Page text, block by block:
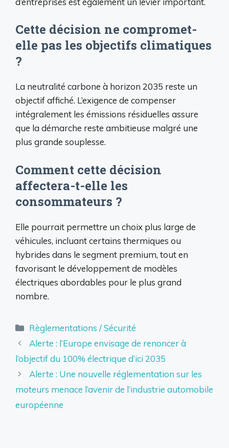
Cette décision ne compromet-
elle pas les objectifs climatiques
?
La neutralité carbone à horizon 2035 reste un
objectif affiché. L’exigence de compenser
intégralement les émissions résiduelles assure
que la démarche reste ambitieuse malgré une
plus grande souplesse.
Comment cette décision
affectera-t-elle les
consommateurs ?
Elle pourrait permettre un choix plus large de
véhicules, incluant certains thermiques ou
hybrides dans le segment premium, tout en
favorisant le développement de modèles
électriques abordables pour le plus grand
nombre.
Catégories
Règlementations / Sécurité
Alerte : l’Europe envisage de renoncer à
l’objectif du 100% électrique d’ici 2035
Alerte : Une nouvelle réglementation sur les
moteurs menace l’avenir de l’industrie automobile
européenne